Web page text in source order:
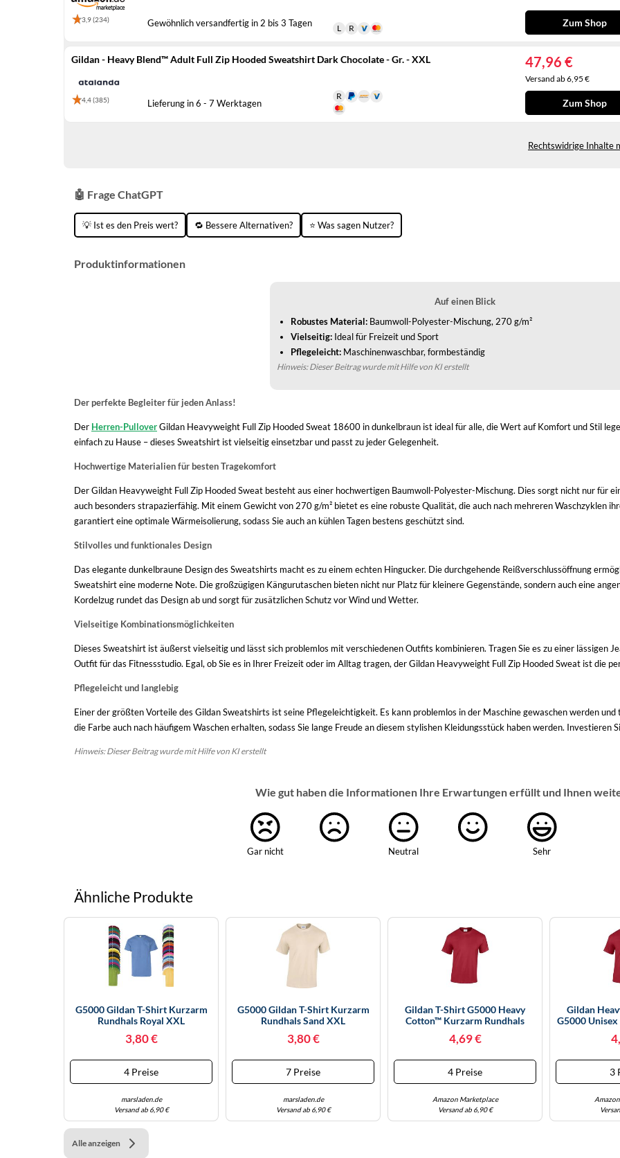
3,9 (234) Gewöhnlich versandfertig in 2 bis 3 Tagen Zum Shop
Gildan - Heavy Blend™ Adult Full Zip Hooded Sweatshirt Dark Chocolate - Gr. - XXL
4,4 (385) Lieferung in 6 - 7 Werktagen
47,96 €
Versand ab 6,95 €
Zum Shop
Rechtswidrige Inhalte
🤖 Frage ChatGPT
💡 Ist es den Preis wert? 🔁 Bessere Alternativen? ⭐ Was sagen Nutzer?
Produktinformationen
Auf einen Blick
Robustes Material:Baumwoll-Polyester-Mischung, 270 g/m²
Vielseitig:Ideal für Freizeit und Sport
Pflegeleicht:Maschinenwaschbar, formbeständig
Hinweis: Dieser Beitrag wurde mit Hilfe von KI erstellt
Der perfekte Begleiter für jeden Anlass!
Der Herren-PulloverGildan Heavyweight Full Zip Hooded Sweat 18600 in dunkelbraun ist ideal für alle, die Wert auf Komfort und Stil
einfach zu Hause – dieses Sweatshirt ist vielseitig einsetzbar und passt zu jeder Gelegenheit.
Hochwertige Materialien für besten Tragekomfort
Der Gildan Heavyweight Full Zip Hooded Sweat besteht aus einer hochwertigen Baumwoll-Polyester-Mischung. Dies sorgt nicht nur für
auch besonders strapazierfähig. Mit einem Gewicht von 270 g/m² bietet es eine robuste Qualität, die auch nach mehreren Waschzyklen
garantiert eine optimale Wärmeisolierung, sodass Sie auch an kühlen Tagen bestens geschützt sind.
Stilvolles und funktionales Design
Das elegante dunkelbraune Design des Sweatshirts macht es zu einem echten Hingucker. Die durchgehende Reißverschlussöffnung
Sweatshirt eine moderne Note. Die großzügigen Kängurutaschen bieten nicht nur Platz für kleinere Gegenstände, sondern auch eine
Kordelzug rundet das Design ab und sorgt für zusätzlichen Schutz vor Wind und Wetter.
Vielseitige Kombinationsmöglichkeiten
Dieses Sweatshirt ist äußerst vielseitig und lässt sich problemlos mit verschiedenen Outfits kombinieren. Tragen Sie es zu einer lässigen
Outfit für das Fitnessstudio. Egal, ob Sie es in Ihrer Freizeit oder im Alltag tragen, der Gildan Heavyweight Full Zip Hooded Sweat ist die
Pflegeleicht und langlebig
Einer der größten Vorteile des Gildan Sweatshirts ist seine Pflegeleichtigkeit. Es kann problemlos in der Maschine gewaschen werden
die Farbe auch nach häufigem Waschen erhalten, sodass Sie lange Freude an diesem stylishen Kleidungsstück haben werden. Investieren
Hinweis: Dieser Beitrag wurde mit Hilfe von KI erstellt
Wie gut haben die Informationen Ihre Erwartungen erfüllt und Ihnen
Gar nicht Neutral Sehr
Ähnliche Produkte
G5000 Gildan T-Shirt Kurzarm
Rundhals Royal XXL
3,80 €
4 Preise
marsladen.de
Versand ab 6,90 €
G5000 Gildan T-Shirt Kurzarm
Rundhals Sand XXL
3,80 €
7 Preise
marsladen.de
Versand ab 6,90 €
Gildan T-Shirt G5000 Heavy
Cotton™ Kurzarm Rundhals
4,69 €
4 Preise
Amazon Marketplace
Versand ab 6,90 €
Gildan
G5000
3
Alle anzeigen